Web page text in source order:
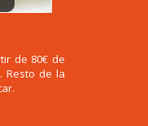
de 80€ de
Resto de la